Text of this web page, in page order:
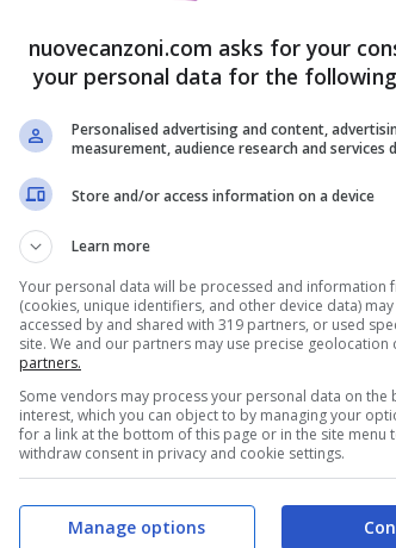
Olvidar di Billie Eilish
nuovecanzoni.com asks for your
your personal data for the
Personalised advertising and content,
measurement, audience research and services
Store and/or access information on a device
Learn more
Your personal data will be processed and information
(cookies, unique identifiers, and other device data)
accessed by and shared with 319 partners, or used
site. We and our partners may use precise geolocation
partners.
Some vendors may process your personal data on the
interest, which you can object to by managing your
for a link at the bottom of this page or in the site menu
withdraw consent in privacy and cookie settings.
Manage options